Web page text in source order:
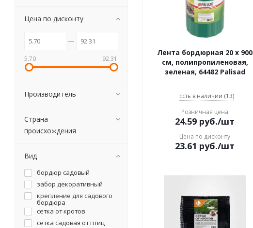
Лента бордюрная 20 х 900
см, полипропиленовая,
зеленая, 64482 Palisad
Есть в наличии (13)
Розничная цена
24.59 руб./шт
Цена по дисконту
23.61 руб./шт
Цена по дисконту
5.70 92.31
Производитель
Страна
происхождения
Вид
бордюр садовый
забор декоративный
крепление для садового
бордюра
сетка от кротов
сетка садовая от птиц